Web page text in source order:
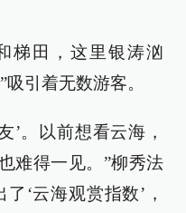
梯田，这里银涛汹
引着无数游客。
’。以前想看云海，
难得一见。”柳秀法
‘云海观赏指数’，